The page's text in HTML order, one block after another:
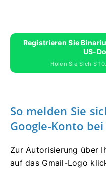
Registrieren Sie
US-
Holen Sie Sich $
So melden Sie
Google-Konto
Zur Autorisierung über
auf das Gmail-Logo